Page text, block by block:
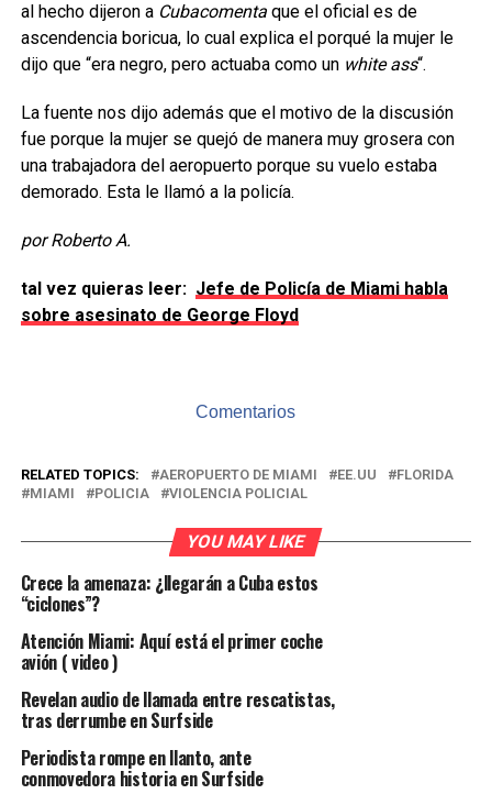
al hecho dijeron a Cubacomentaque el oficial es de
ascendencia boricua, lo cual explica el porqué la mujer le
dijo que “era negro, pero actuaba como un white ass“.
La fuente nos dijo además que el motivo de la discusión
fue porque la mujer se quejó de manera muy grosera con
una trabajadora del aeropuerto porque su vuelo estaba
demorado. Esta le llamó a la policía.
por Roberto A.
tal vez quieras leer: Jefe de Policía de Miami habla
sobre asesinato de George Floyd
Comentarios
RELATED TOPICS: AEROPUERTO DE MIAMI EE.UU
FLORIDA
MIAMI
POLICIA VIOLENCIA POLICIAL
YOU MAY LIKE
Crece la amenaza: ¿llegarán a Cuba estos
“ciclones”?
Atención Miami: Aquí está el primer coche
avión ( video )
Revelan audio de llamada entre rescatistas,
tras derrumbe en Surfside
Periodista rompe en llanto, ante
conmovedora historia en Surfside